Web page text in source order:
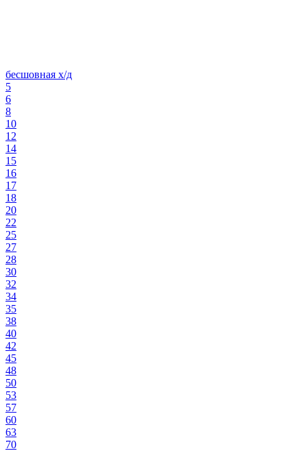
бесшовная х/д
5
6
8
10
12
14
15
16
17
18
20
22
25
27
28
30
32
34
35
38
40
42
45
48
50
53
57
60
63
70